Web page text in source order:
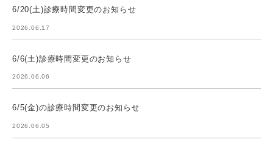
6/20(土)診療時間変更のお知らせ
2026.06.17
6/6(土)診療時間変更のお知らせ
2026.06.06
6/5(金)の診療時間変更のお知らせ
2026.06.05